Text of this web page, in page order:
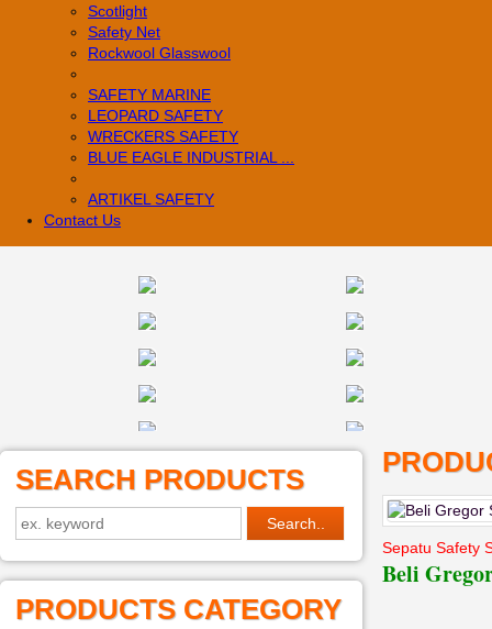
Scotlight
Safety Net
Rockwool Glasswool
SAFETY MARINE
LEOPARD SAFETY
WRECKERS SAFETY
BLUE EAGLE INDUSTRIAL ...
­ARTIKEL SAFETY
Contact Us
SEARCH PRODUCTS
PRODUCTS CATEGORY
Sepatu Safety
Beli